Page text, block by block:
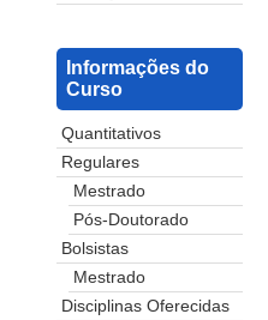
Informações do
Curso
Quantitativos
Regulares
Mestrado
Pós-Doutorado
Bolsistas
Mestrado
Disciplinas Oferecidas